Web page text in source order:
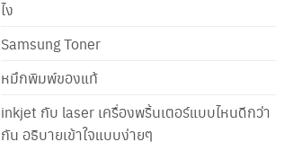
ไง
Samsung Toner
หมึกพิมพ์ของแท้
inkjet กับ laser เครื่องพริ้นเตอร์แบบไหนดีกว่า
กัน อธิบายเข้าใจแบบง่ายๆ